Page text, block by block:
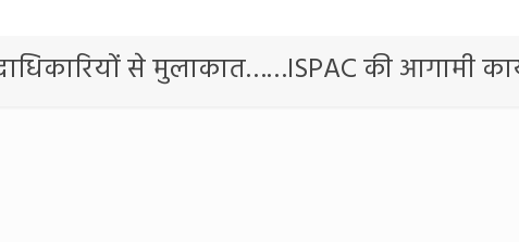
से मुलाकात……ISPAC की आगामी